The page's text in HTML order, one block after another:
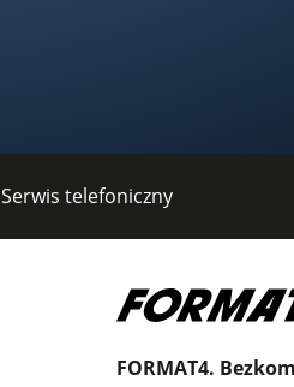
Serwis telefoniczny
FORMAT4.